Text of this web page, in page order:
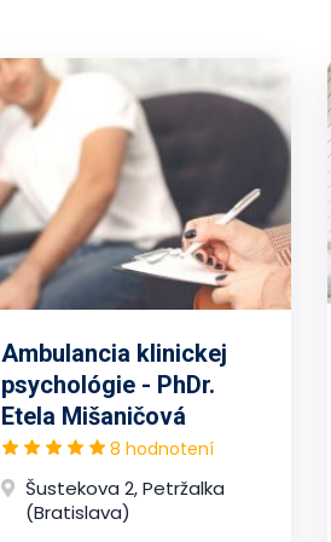
Ambulancia klinickej
psychológie - PhDr.
Etela Mišaničová
8 hodnotení
Šustekova 2, Petržalka
(Bratislava)